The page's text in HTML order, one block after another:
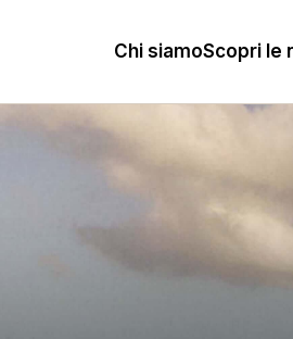
Chi siamoScopri le